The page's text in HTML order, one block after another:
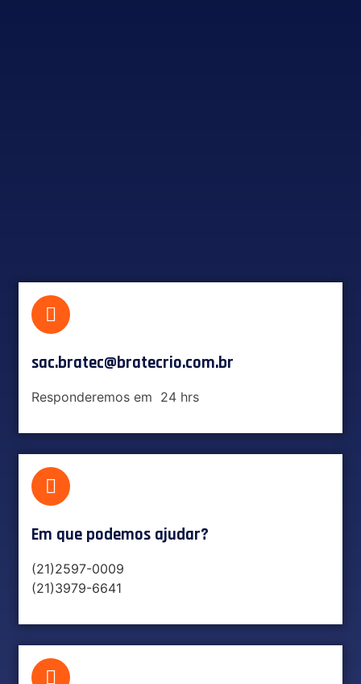
sac.bratec@bratecrio.com.br
Responderemos em 24 hrs
Em que podemos ajudar?​
(21)2597-0009
(21)3979-6641